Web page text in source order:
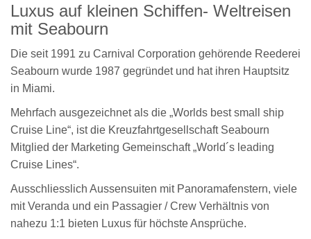
Luxus auf kleinen Schiffen- Weltreisen
mit Seabourn
Die seit 1991 zu Carnival Corporation gehörende Reederei
Seabourn wurde 1987 gegründet und hat ihren Hauptsitz
in Miami.
Mehrfach ausgezeichnet als die „Worlds best small ship
Cruise Line“, ist die Kreuzfahrtgesellschaft Seabourn
Mitglied der Marketing Gemeinschaft „World´s leading
Cruise Lines“.
Ausschliesslich Aussensuiten mit Panoramafenstern, viele
mit Veranda und ein Passagier / Crew Verhältnis von
nahezu 1:1 bieten Luxus für höchste Ansprüche.